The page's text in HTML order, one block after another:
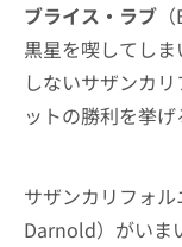
ブライス・ラブ
黒星を喫してし
しないサザンカ
ットの勝利を挙げ
サザンカリフォ
Darnold）がいま